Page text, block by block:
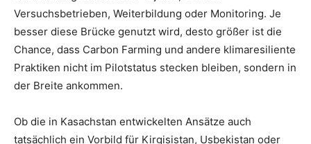
Versuchsbetrieben, Weiterbildung oder Monitoring. Je
besser diese Brücke genutzt wird, desto größer ist die
Chance, dass Carbon Farming und andere klimaresiliente
Praktiken nicht im Pilotstatus stecken bleiben, sondern in
der Breite ankommen.
Ob die in Kasachstan entwickelten Ansätze auch
tatsächlich ein Vorbild für Kirgisistan, Usbekistan oder